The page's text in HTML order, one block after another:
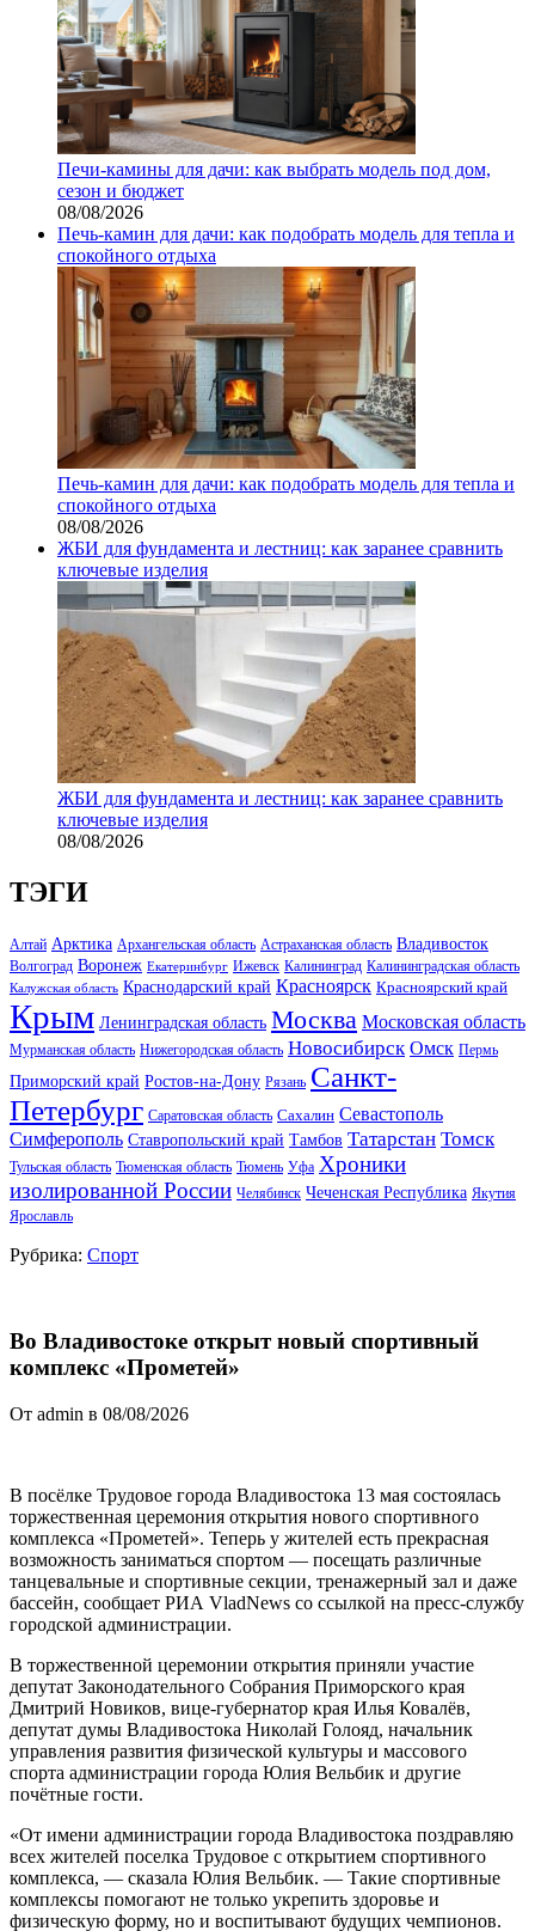
Печи-камины для дачи: как выбрать модель под дом,
сезон и бюджет
08/08/2026
Печь-камин для дачи: как подобрать модель для тепла и
спокойного отдыха
Печь-камин для дачи: как подобрать модель для тепла и
спокойного отдыха
08/08/2026
ЖБИ для фундамента и лестниц: как заранее сравнить
ключевые изделия
ЖБИ для фундамента и лестниц: как заранее сравнить
ключевые изделия
08/08/2026
ТЭГИ
Алтай Арктика Архангельская область Астраханская область Владивосток
Волгоград Воронеж Екатеринбург Ижевск Калининград Калининградская область
Калужская область Краснодарский край Красноярск Красноярский край
Крым Ленинградская область Москва Московская область
Мурманская область Нижегородская область Новосибирск Омск Пермь
Приморский край Ростов-на-Дону Рязань Санкт-
Петербург Саратовская область Сахалин Севастополь
Симферополь Ставропольский край Тамбов Татарстан Томск
Тульская область Тюменская область Тюмень Уфа Хроники
изолированной России Челябинск Чеченская Республика Якутия
Ярославль
Рубрика: Спорт
Во Владивостоке открыт новый спортивный
комплекс «Прометей»
От admin в 08/08/2026
В посёлке Трудовое города Владивостока 13 мая состоялась
торжественная церемония открытия нового спортивного
комплекса «Прометей». Теперь у жителей есть прекрасная
возможность заниматься спортом — посещать различные
танцевальные и спортивные секции, тренажерный зал и даже
бассейн, сообщает РИА VladNews со ссылкой на пресс-службу
городской администрации.
В торжественной церемонии открытия приняли участие
депутат Законодательного Собрания Приморского края
Дмитрий Новиков, вице-губернатор края Илья Ковалёв,
депутат думы Владивостока Николай Голояд, начальник
управления развития физической культуры и массового
спорта администрации города Юлия Вельбик и другие
почётные гости.
«От имени администрации города Владивостока поздравляю
всех жителей поселка Трудовое с открытием спортивного
комплекса, — сказала Юлия Вельбик. — Такие спортивные
комплексы помогают не только укрепить здоровье и
физическую форму, но и воспитывают будущих чемпионов.